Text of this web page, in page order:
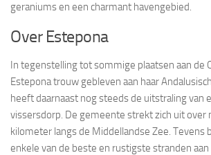
geraniums en een charmant havengebied.
Over Estepona
In tegenstelling tot sommige plaatsen aan de
Estepona trouw gebleven aan haar
heeft daarnaast nog steeds de uitstraling van
vissersdorp. De gemeente strekt zich uit over
kilometer langs de Middellandse Zee. Tevens
enkele van de beste en rustigste stranden aan